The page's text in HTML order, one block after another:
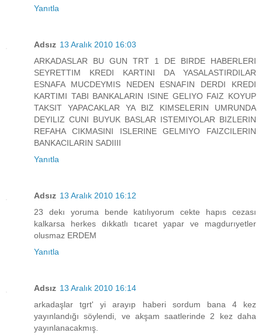
Yanıtla
Adsız 13 Aralık 2010 16:03
ARKADASLAR BU GUN TRT 1 DE BIRDE HABERLERI
SEYRETTIM KREDI KARTINI DA YASALASTIRDILAR
ESNAFA MUCDEYMIS NEDEN ESNAFIN DERDI KREDI
KARTIMI TABI BANKALARIN ISINE GELIYO FAIZ KOYUP
TAKSIT YAPACAKLAR YA BIZ KIMSELERIN UMRUNDA
DEYILIZ CUNI BUYUK BASLAR ISTEMIYOLAR BIZLERIN
REFAHA CIKMASINI ISLERINE GELMIYO FAIZCILERIN
BANKACILARIN SADIIII
Yanıtla
Adsız 13 Aralık 2010 16:12
23 dekı yoruma bende katılıyorum cekte hapıs cezası
kalkarsa herkes dıkkatlı tıcaret yapar ve magdurıyetler
olusmaz ERDEM
Yanıtla
Adsız 13 Aralık 2010 16:14
arkadaşlar tgrt' yi arayıp haberi sordum bana 4 kez
yayınlandığı söylendi, ve akşam saatlerinde 2 kez daha
yayınlanacakmış.